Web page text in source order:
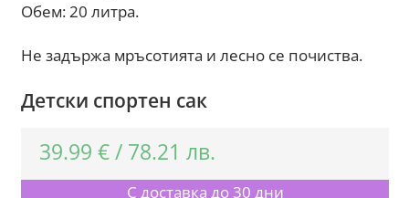
Обем: 20 литра.
Не задържа мръсотията и лесно се почиства.
Детски спортен сак
39.99€ / 78.21лв.
С доставка до 30 дни